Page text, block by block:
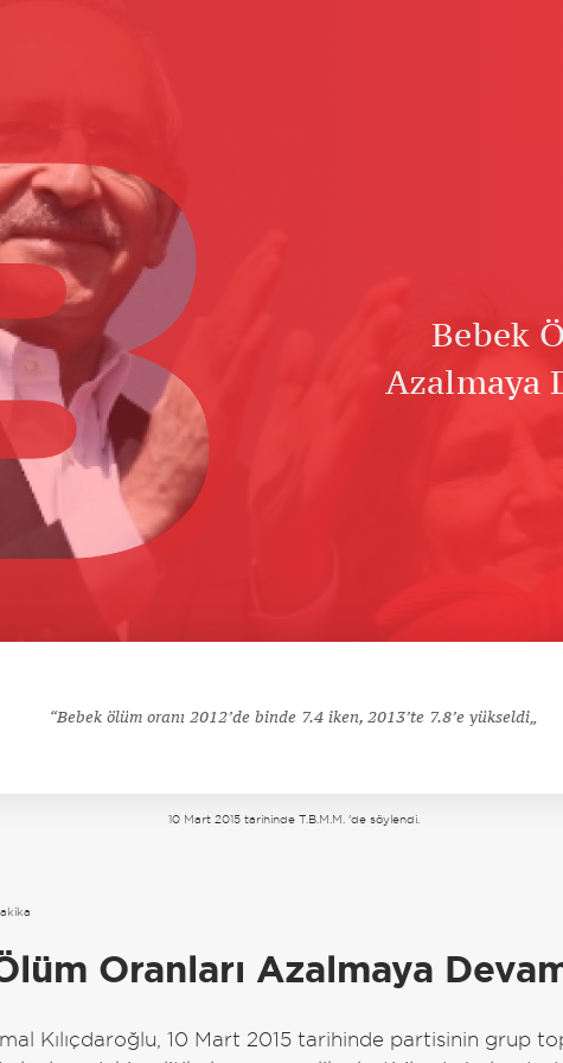
Bebek
Azalmaya
Bebek ölüm oranı 2012’de binde 7.4 iken, 2013’te 7.8’e yükseldi
10 Mart 2015 tarihinde T.B.M.M. 'de söylendi.
Oranları Azalmaya
Kılıçdaroğlu, 10 Mart 2015 tarihinde partisinin grup